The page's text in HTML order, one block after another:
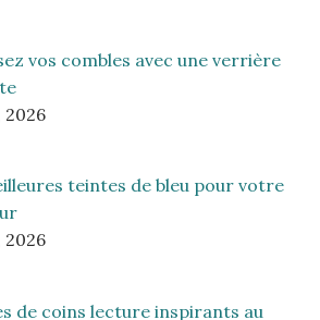
vos combles avec une verrière
2026
teintes de bleu pour votre
2026
de coins lecture inspirants au